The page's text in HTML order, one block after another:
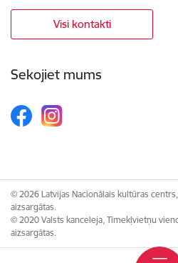
Visi kontakti
Sekojiet mums
© 2026 Latvijas Nacionālais kultūras
aizsargātas.
© 2020 Valsts kanceleja, Tīmekļvietņu
aizsargātas.